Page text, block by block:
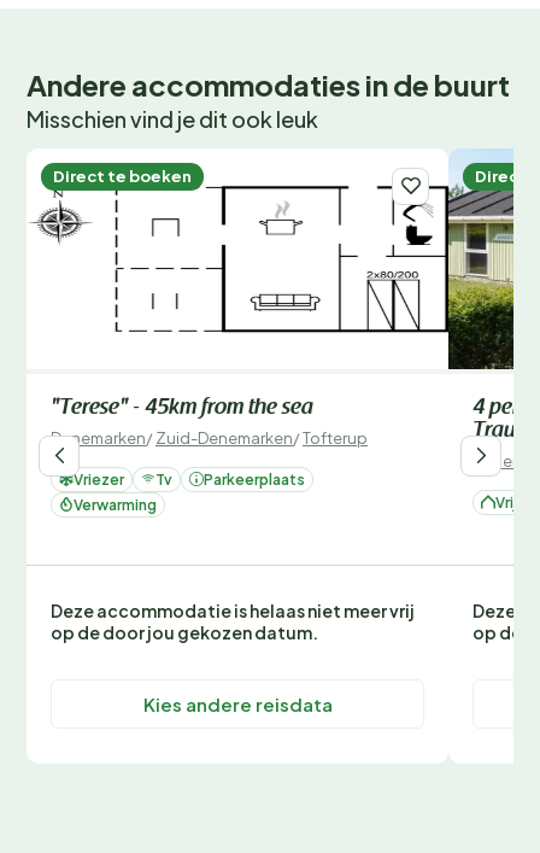
Andere accommodaties in de buurt
Misschien vind je dit ook leuk
Direct te boeken
"Terese" - 45km from the sea
Denemarken/Zuid-Denemarken/Tofterup
Vriezer Tv
Parkeerplaats
Verwarming
Deze accommodatie is helaas niet meer vrij
op de door jou gekozen datum.
Kies andere reisdata
Direct
4
Traum
Deze
op de